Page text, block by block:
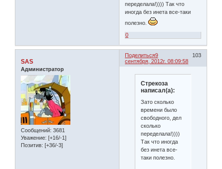
переделала!)))) Так что
иногда без инета все-таки
полезно.
0
Поделиться 103
9
сентября, 2012г. 08:09:58
SAS
Администратор
Сообщений: 3681
Уважение: [+16/-1]
Позитив: [+36/-3]
Стрекоза
написал(а):
Зато сколько
времени было
свободного, дел
сколько
переделала!))))
Так что иногда
без инета все-
таки полезно.